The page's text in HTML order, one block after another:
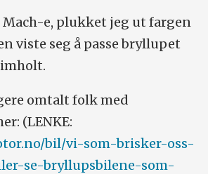
e, plukket jeg ut fargen
viste seg å passe bryllupet
omtalt folk med
(LENKE:
bil/vi-som-brisker-oss-
se-bryllupsbilene-som-